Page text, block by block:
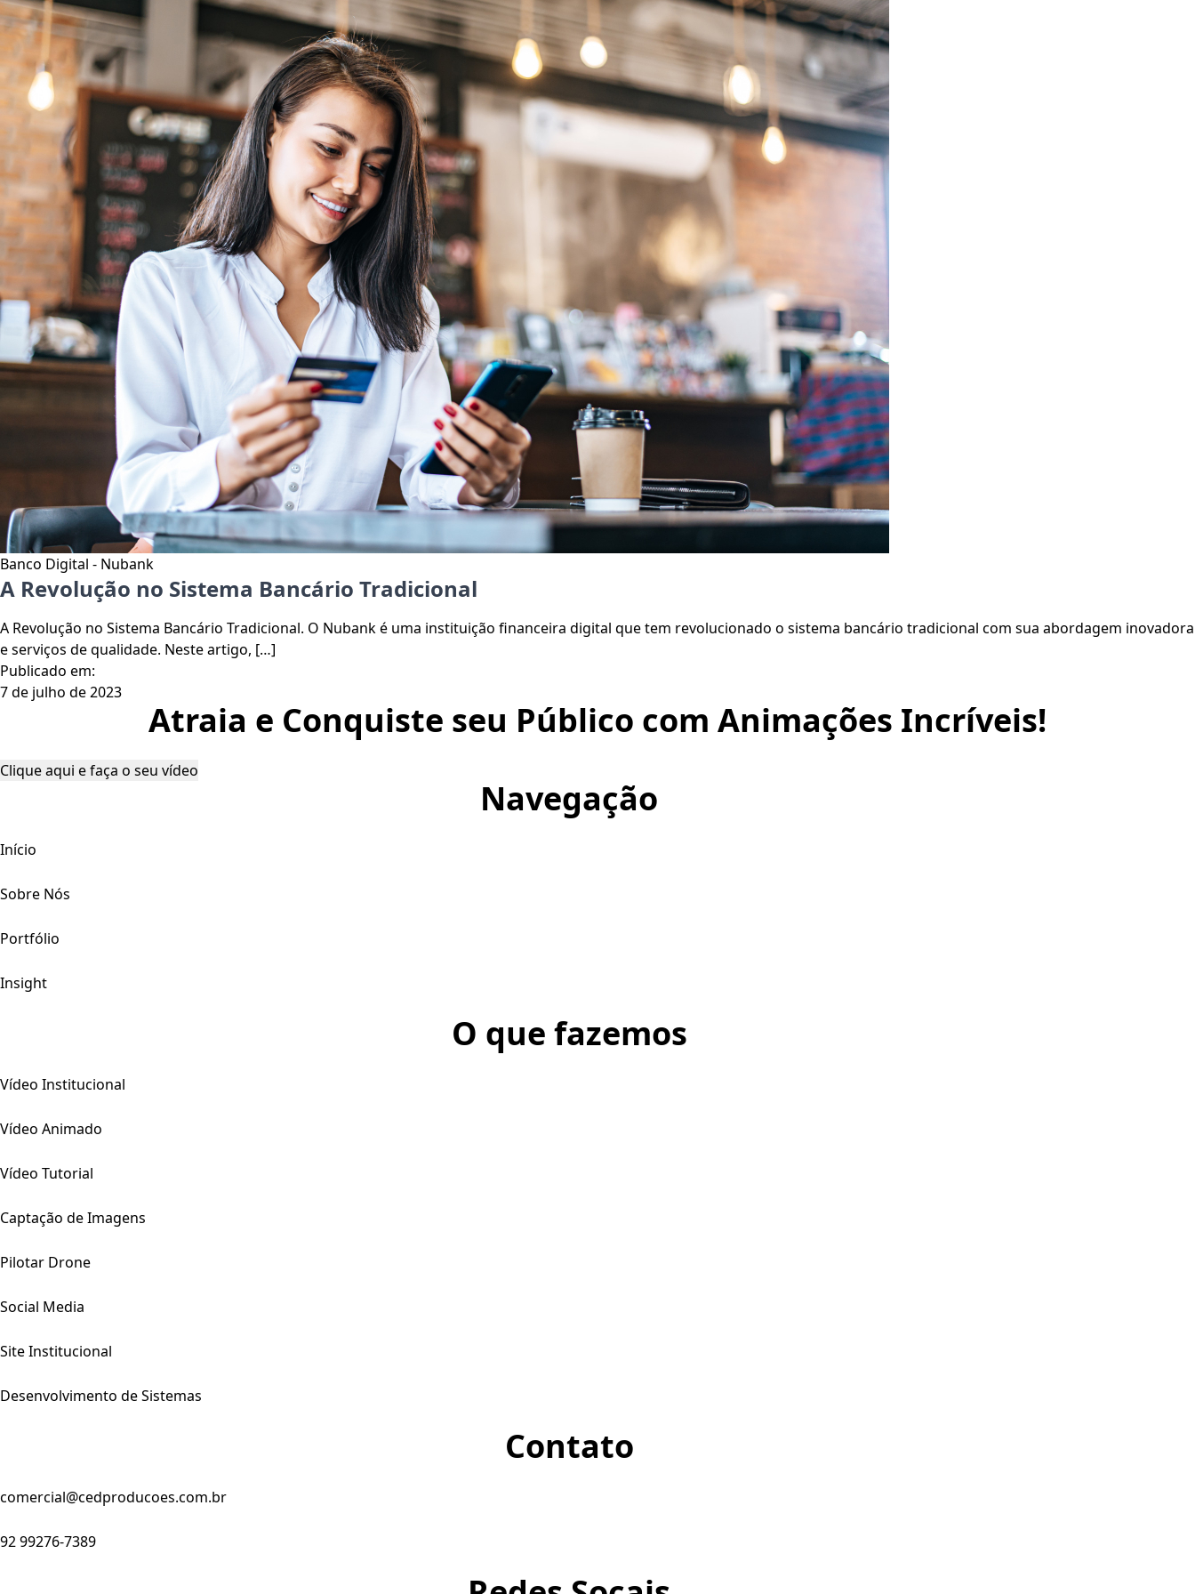
Banco Digital - Nubank
A Revolução no Sistema Bancário Tradicional
A Revolução no Sistema Bancário Tradicional. O Nubank é uma instituição financeira digital que tem revolucionado o sistema bancário tradicional com sua abordagem inovadora
e serviços de qualidade. Neste artigo, […]
Publicado em:
7 de julho de 2023
Atraia e Conquiste seu Público com Animações Incríveis!
Clique aqui e faça o seu vídeo
Navegação
Início
Sobre Nós
Portfólio
Insight
O que fazemos
Vídeo Institucional
Vídeo Animado
Vídeo Tutorial
Captação de Imagens
Pilotar Drone
Social Media
Site Institucional
Desenvolvimento de Sistemas
Contato
comercial@cedproducoes.com.br
92 99276-7389